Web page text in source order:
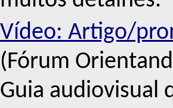
Vídeo: Artigo/
(Fórum
Guia audiovisual